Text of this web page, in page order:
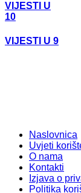
VIJESTI U
10
VIJESTI U 9
Naslovnica
Uvjeti
O nama
Kontakti
Izjava o
Politika